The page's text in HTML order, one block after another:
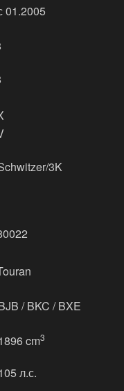
01.2005
3K
/ BKC / BXE
cm3
л.с.